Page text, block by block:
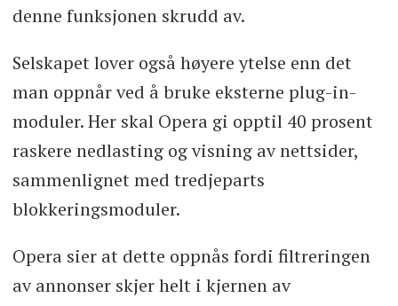
denne funksjonen skrudd av.
Selskapet lover også høyere ytelse enn det
man oppnår ved å bruke eksterne plug-in-
moduler. Her skal Opera gi opptil 40 prosent
raskere nedlasting og visning av nettsider,
sammenlignet med tredjeparts
blokkeringsmoduler.
Opera sier at dette oppnås fordi filtreringen
av annonser skjer helt i kjernen av